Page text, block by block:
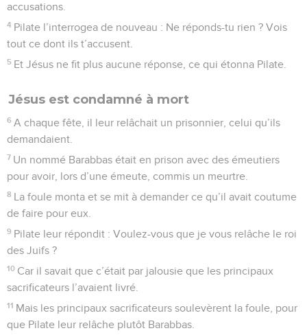
accusations.
4 Pilate l’interrogea de nouveau : Ne réponds-tu rien ? Vois
tout ce dont ils t’accusent.
5 Et Jésus ne fit plus aucune réponse, ce qui étonna Pilate.
Jésus est condamné à mort
6 A chaque fête, il leur relâchait un prisonnier, celui qu’ils
demandaient.
7 Un nommé Barabbas était en prison avec des émeutiers
pour avoir, lors d’une émeute, commis un meurtre.
8 La foule monta et se mit à demander ce qu’il avait coutume
de faire pour eux.
9 Pilate leur répondit : Voulez-vous que je vous relâche le roi
des Juifs ?
10 Car il savait que c’était par jalousie que les principaux
sacrificateurs l’avaient livré.
11 Mais les principaux sacrificateurs soulevèrent la foule, pour
que Pilate leur relâche plutôt Barabbas.